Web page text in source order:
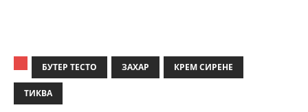
БУТЕР ТЕСТО ЗАХАР КРЕМ СИРЕНЕ
ТИКВА